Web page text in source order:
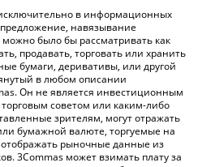
приведенную выше таблицу
последние цены на
и криптовалютах.
в информационных
навязывание
было бы рассматривать как
продавать, торговать или хранить
бумаги, деривативы, или другой
в любом описании
Он не является инвестиционным
советом или каким-либо
зрителям, могут отражать
бумажной валюте, торгуемые на
рыночные данные из
3Commas может взимать плату за